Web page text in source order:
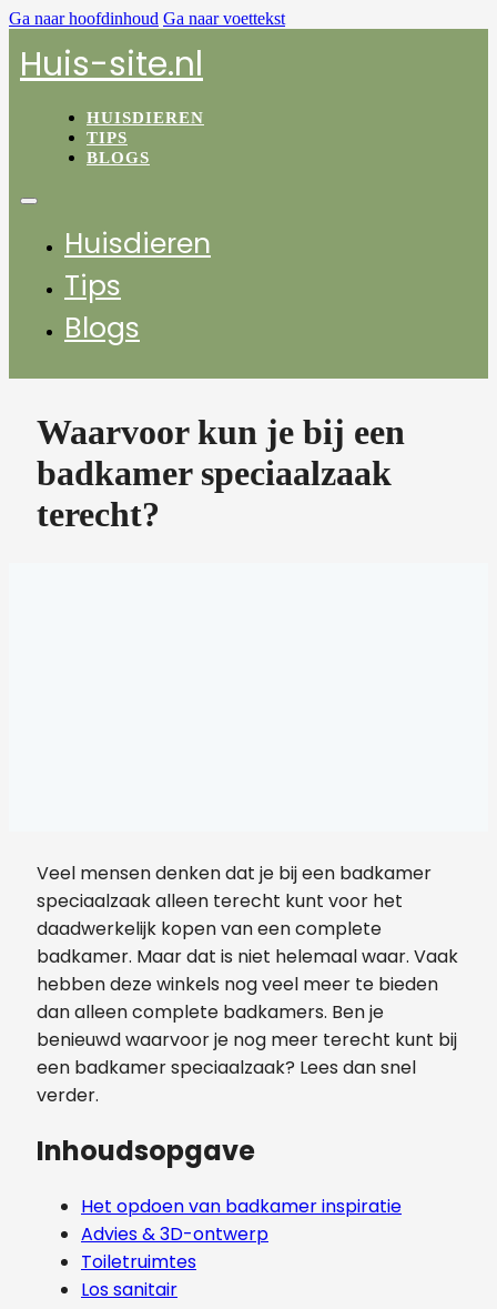
Ga naar hoofdinhoud Ga naar voettekst
Huis-site.nl
HUISDIEREN
TIPS
BLOGS
Huisdieren
Tips
Blogs
Waarvoor kun je bij een
badkamer speciaalzaak
terecht?
Veel mensen denken dat je bij een badkamer
speciaalzaak alleen terecht kunt voor het
daadwerkelijk kopen van een complete
badkamer. Maar dat is niet helemaal waar. Vaak
hebben deze winkels nog veel meer te bieden
dan alleen complete badkamers. Ben je
benieuwd waarvoor je nog meer terecht kunt bij
een badkamer speciaalzaak? Lees dan snel
verder.
Inhoudsopgave
Het opdoen van badkamer inspiratie
Advies & 3D-ontwerp
Toiletruimtes
Los sanitair